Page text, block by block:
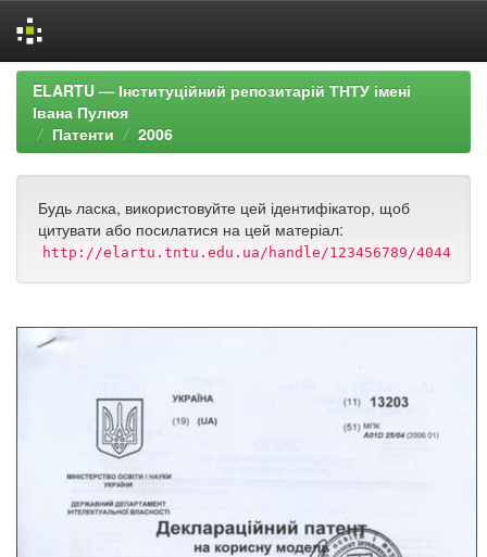
Skip
navigation
ELARTU — Інституційний репозитарій ТНТУ імені
Івана Пулюя
Патенти
2006
Будь ласка, використовуйте цей ідентифікатор, щоб
цитувати або посилатися на цей матеріал:
http://elartu.tntu.edu.ua/handle/123456789/4044